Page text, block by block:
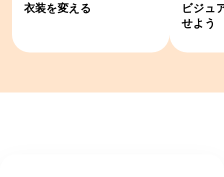
衣装を変える
ビジュ
せよう